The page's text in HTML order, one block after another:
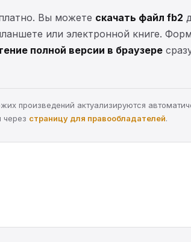
Вы можете скачать файл fb2
или электронной книге.
полной версии в браузере
произведений актуализируются
через страницу для правообладателей.